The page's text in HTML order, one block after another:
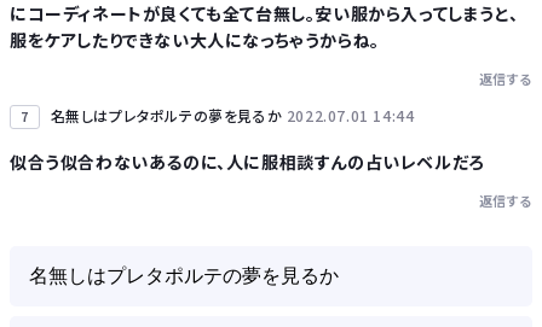
にコーディネートが良くても全て台無し。安い服から入ってしまうと、
服をケアしたりできない大人になっちゃうからね。
返信する
7 名無しはプレタポルテの夢を見るか 2022.07.01 14:44
似合う似合わないあるのに、人に服相談すんの占いレベルだろ
返信する